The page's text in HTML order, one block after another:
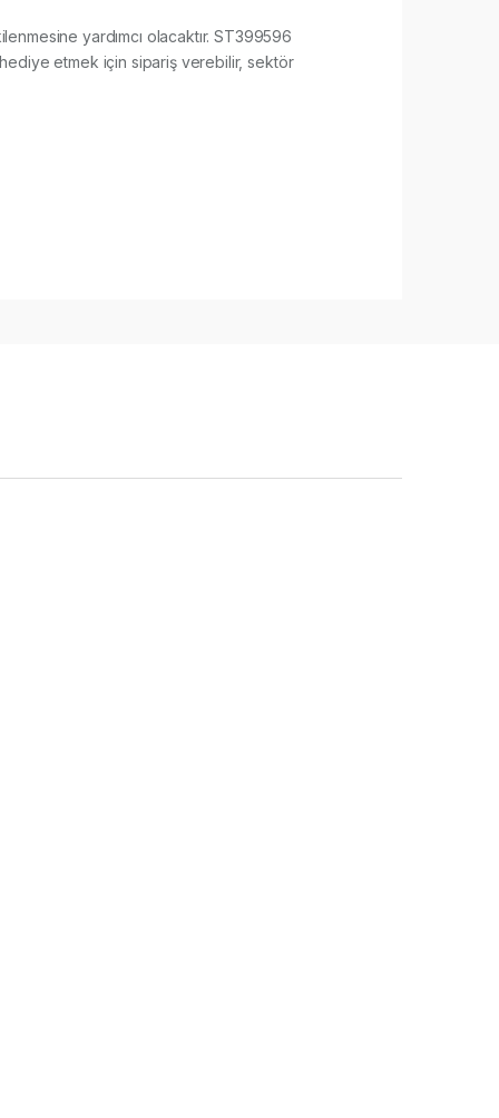
yardımcı olacaktır. ST399596
hediye etmek için sipariş verebilir, sektör